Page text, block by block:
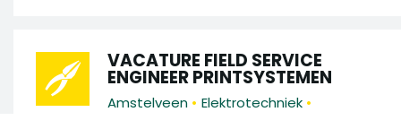
VACATURE FIELD SERVICE
ENGINEER PRINTSYSTEMEN
Amstelveen • Elektrotechniek •